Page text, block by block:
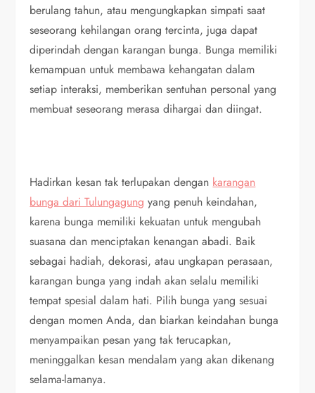
berulang tahun, atau mengungkapkan simpati saat
seseorang kehilangan orang tercinta, juga dapat
diperindah dengan karangan bunga. Bunga memiliki
kemampuan untuk membawa kehangatan dalam
setiap interaksi, memberikan sentuhan personal yang
membuat seseorang merasa dihargai dan diingat.
Hadirkan kesan tak terlupakan dengan karangan
bunga dari Tulungagung yang penuh keindahan,
karena bunga memiliki kekuatan untuk mengubah
suasana dan menciptakan kenangan abadi. Baik
sebagai hadiah, dekorasi, atau ungkapan perasaan,
karangan bunga yang indah akan selalu memiliki
tempat spesial dalam hati. Pilih bunga yang sesuai
dengan momen Anda, dan biarkan keindahan bunga
menyampaikan pesan yang tak terucapkan,
meninggalkan kesan mendalam yang akan dikenang
selama-lamanya.